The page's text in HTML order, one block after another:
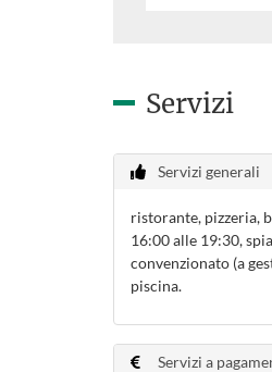
Servizi
Servizi generali
ristorante, pizzeria,
16:00 alle 19:30,
convenzionato (a
piscina.
Servizi a